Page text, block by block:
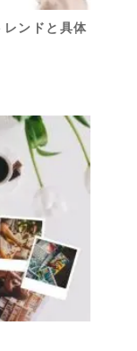
ンドと具体